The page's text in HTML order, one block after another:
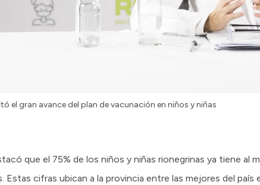
el gran avance del plan de vacunación en niños y niñas
que el 75% de los niños y niñas rionegrinas ya tiene al
Estas cifras ubican a la provincia entre las mejores del